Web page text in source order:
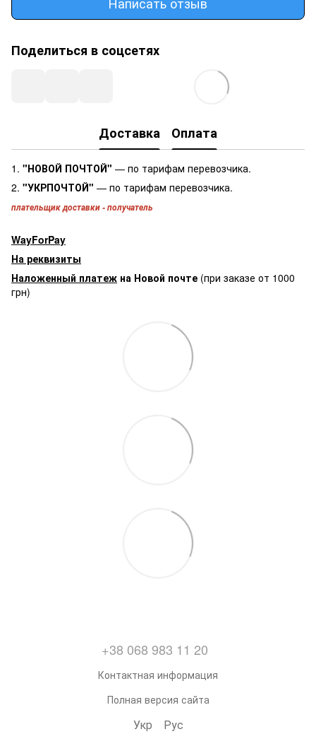
Поделиться в соцсетях
Доставка Оплата
1. "НОВОЙ ПОЧТОЙ" — по тарифам перевозчика.
2. "УКРПОЧТОЙ" — по тарифам перевозчика.
плательщик доставки - получатель
WayForPay
На реквизиты
Наложенный платеж на Новой почте (при заказе от 1000
грн)
+38 068 983 11 20
Контактная информация
Полная версия сайта
Укр Рус